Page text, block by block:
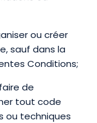
ou créer
sauf dans la
Conditions;
de
tout code
ou techniques